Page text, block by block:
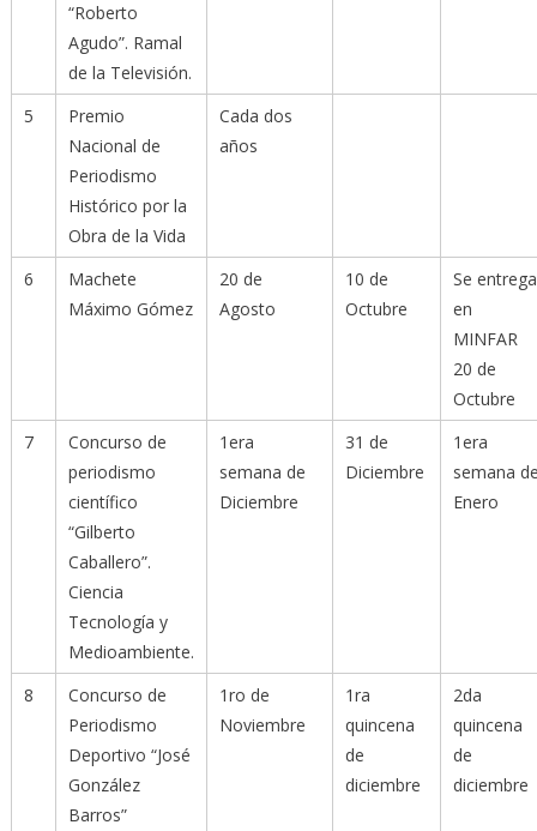
“Roberto
Agudo”. Ramal
de la Televisión.
5
Premio
Nacional de
Periodismo
Histórico por la
Obra de la Vida
Cada dos
años
6
Machete
Máximo Gómez
20 de
Agosto
10 de
Octubre
Se entrega
en
MINFAR
20 de
Octubre
7
Concurso de
periodismo
científico
“Gilberto
Caballero”.
Ciencia
Tecnología y
Medioambiente.
1era
semana de
Diciembre
31 de
Diciembre
1era
semana
Enero
8
Concurso de
Periodismo
Deportivo “José
González
Barros”
1ro de
Noviembre
1ra
quincena
de
diciembre
2da
quincena
de
diciembre